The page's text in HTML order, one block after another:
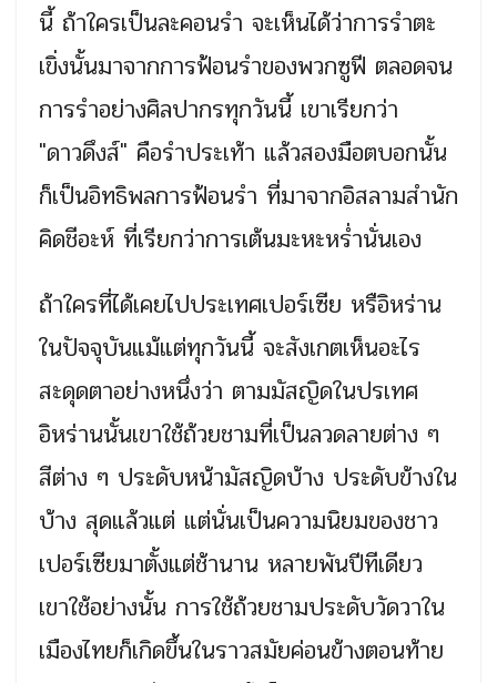
นี้ ถ้าใครเป็นละคอนรำ จะเห็นได้ว่าการรำตะ
เขิ่งนั้นมาจากการฟ้อนรำของพวกซูฟี ตลอดจน
การรำอย่างศิลปากรทุกวันนี้ เขาเรียกว่า
"ดาวดึงส์" คือรำประเท้า แล้วสองมือตบอกนั้น
ก็เป็นอิทธิพลการฟ้อนรำ ที่มาจากอิสลามสำนัก
คิดชีอะห์ ที่เรียกว่าการเต้นมะหะหร่ำนั่นเอง
ถ้าใครที่ได้เคยไปประเทศเปอร์เซีย หรือิหร่าน
ในปัจจุบันแม้แต่ทุกวันนี้ จะสังเกตเห็นอะไร
สะดุดตาอย่างหนึ่งว่า ตามมัสญิดในปรเทศ
อิหร่านนั้นเขาใช้ถ้วยชามที่เป็นลวดลายต่าง ๆ
สีต่าง ๆ ประดับหน้ามัสญิดบ้าง ประดับข้างใน
บ้าง สุดแล้วแต่ แต่นั่นเป็นความนิยมของชาว
เปอร์เซียมาตั้งแต่ช้านาน หลายพันปีทีเดียว
เขาใช้อย่างนั้น การใช้ถ้วยชามประดับวัดวาใน
เมืองไทยก็เกิดขึ้นในราวสมัยค่อนข้างตอนท้าย